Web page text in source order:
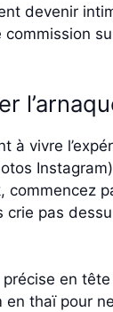
devenir
à vivre
commencez
crie pas
en
en thaï pour